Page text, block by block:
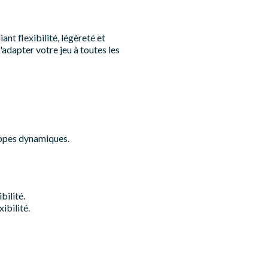
flexibilité, légèreté et
votre jeu à toutes les
dynamiques.